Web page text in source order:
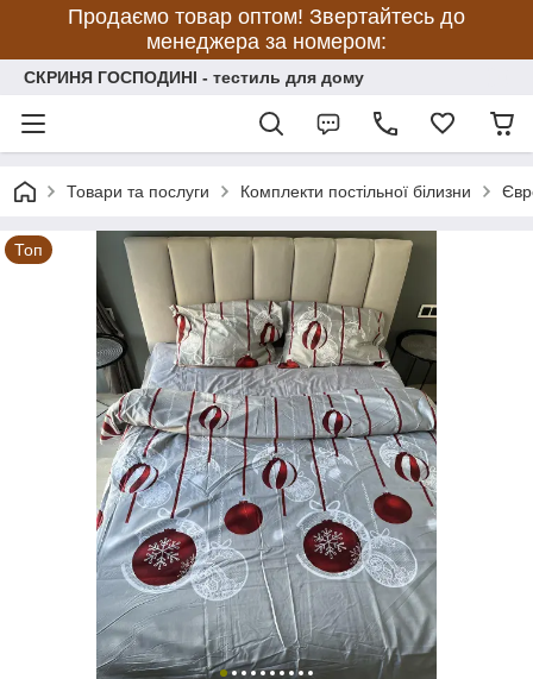
Продаємо товар оптом! Звертайтесь до
менеджера за номером:
СКРИНЯ ГОСПОДИНІ - тестиль для дому
Товари та послуги Комплекти постільної білизни
Топ